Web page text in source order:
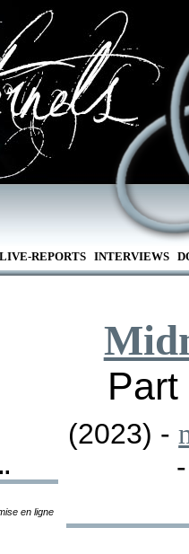
LIVE-REPORTS INTERVIEWS
en ligne
(2023) -